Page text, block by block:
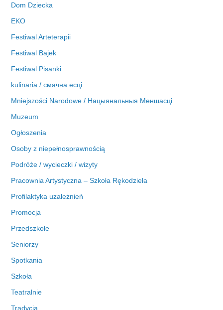
Dom Dziecka
EKO
Festiwal Arteterapii
Festiwal Bajek
Festiwal Pisanki
kulinaria / смачна есці
Mniejszości Narodowe / Нацыянальныя Меншасці
Muzeum
Ogłoszenia
Osoby z niepełnosprawnością
Podróże / wycieczki / wizyty
Pracownia Artystyczna – Szkoła Rękodzieła
Profilaktyka uzależnień
Promocja
Przedszkole
Seniorzy
Spotkania
Szkoła
Teatralnie
Tradycja